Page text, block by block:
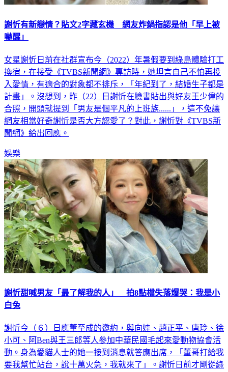
謝忻有新戀情？貼文2字藏玄機 網友炸鍋指認是他「早上被
嚇醒」
女星謝忻日前在社群宣布今（2022）年暑假要到綠島體驗打工
換宿，在接受《TVBS新聞網》專訪時，她坦言自己不怕再投
入愛情，有適合的對象都不排斥，「年紀到了，結婚生子都是
計畫」。沒想到，昨（22）日謝忻在臉書貼出與好友王少偉的
合照，開頭就提到「男友是個平凡的上班族......」，這不免讓
網友相當好奇謝忻是否大方認愛了？對此，謝忻對《TVBS新
聞網》給出回應。
娛樂
謝忻甜喊男友「最了解我的人」 拍8點檔失落爆哭：我是小
白兔
謝忻今（６）日應董至成的邀約，與向娃、趙正平、唐玲、徐
小可、阿Ben與王三郎等人參加中華民國毛起來愛動物協會活
動。身為愛貓人士的她一接到消息就答應出席，「董哥打給我
要我幫忙站台，說十萬火急，我就來了」。謝忻日前才剛從綠